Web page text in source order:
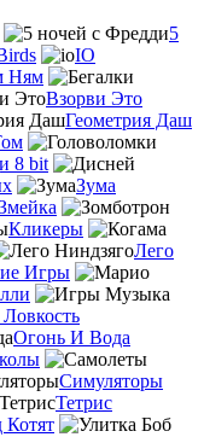
5
IO
Ням
Взорви Это
Геометрия Даш
8 bit
Зума
Кликеры
Лего
Игры
Огонь И Вода
Симуляторы
Тетрис